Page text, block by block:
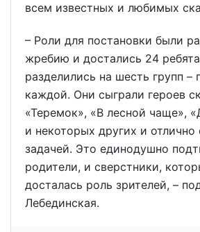
всем известных и любимых
– Роли для постановки были
жребию и достались 24
разделились на шесть групп –
каждой. Они сыграли героев
«Теремок», «В лесной чаще»,
и некоторых других и отлично
задачей. Это единодушно
родители, и сверстники,
досталась роль зрителей, –
Лебединская.